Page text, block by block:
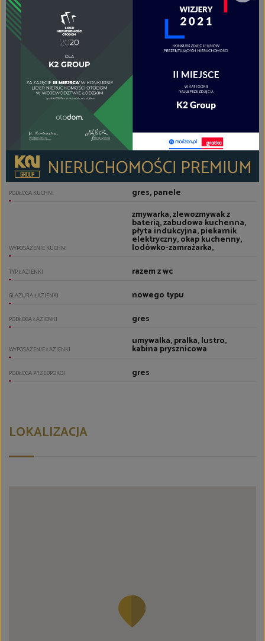
POMIESZCZENIA
TYP KUCHNI z zabudową kuchenną
RODZAJ KUCHNI
aneks kuchenny - połączony z
salonem
PODŁOGA KUCHNI gres, panele
WYPOSAŻENIE KUCHNI
zmywarka, zlewozmywak z
baterią, zabudowa kuchenna,
płyta indukcyjna, piekarnik
elektryczny, okap kuchenny,
lodówko-zamrażarka,
TYP ŁAZIENKI razem z wc
GLAZURA ŁAZIENKI nowego typu
PODŁOGA ŁAZIENKI gres
WYPOSAŻENIE ŁAZIENKI
umywalka, pralka, lustro,
kabina prysznicowa
PODŁOGA PRZEDPOKOI gres
LOKALIZACJA